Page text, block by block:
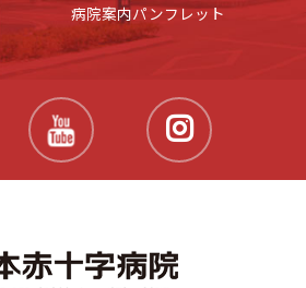
病院案内パンフレット